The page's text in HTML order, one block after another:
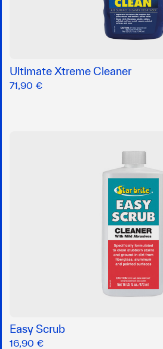
Ultimate Xtreme Cleaner
71,90 €
Easy Scrub
16,90 €